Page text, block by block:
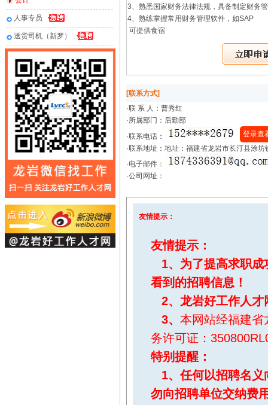
人事专员
送货司机（新罗）
3、熟悉国家财务法律法规，具备制定财务
4、熟练掌握常用财务管理软件，如SAP
可提供食宿
[联系方式]
·联 系 人： 曹秀红
·所属部门：后勤部
·联系电话：
登录查
·联系地址：地址：福建省龙岩市长汀县涂
·电子邮件：
·公司网址：
友情提示：
友情提示：
1、为了提高求职成
看到的招聘信息！
2、 龙岩好工作人
3、 本网站经福建省
务许可证：
特别提醒 ：
1、任何以招聘名义
勿向招聘单位交纳费